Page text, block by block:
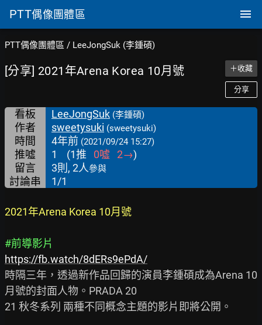
PTT偶像團體區
PTT偶像團體區 / LeeJongSuk (李鍾碩)
[分享] 2021年Arena Korea 10月號 ＋收藏
分享
看板 LeeJongSuk (李鍾碩)
作者 sweetysuki (sweetysuki)
時間 4年前 (2021/09/24 15:27)
推噓 1 (1推 0噓 2→)
留言
3則, 2人參與
討論串 1/1
2021年Arena Korea 10月號
#前導影片
https://fb.watch/8dERs9ePdA/
時隔三年，透過新作品回歸的演員李鍾碩成為Arena 10
月號的封面人物。PRADA 20
21 秋冬系列 兩種不同概念主題的影片即將公開。